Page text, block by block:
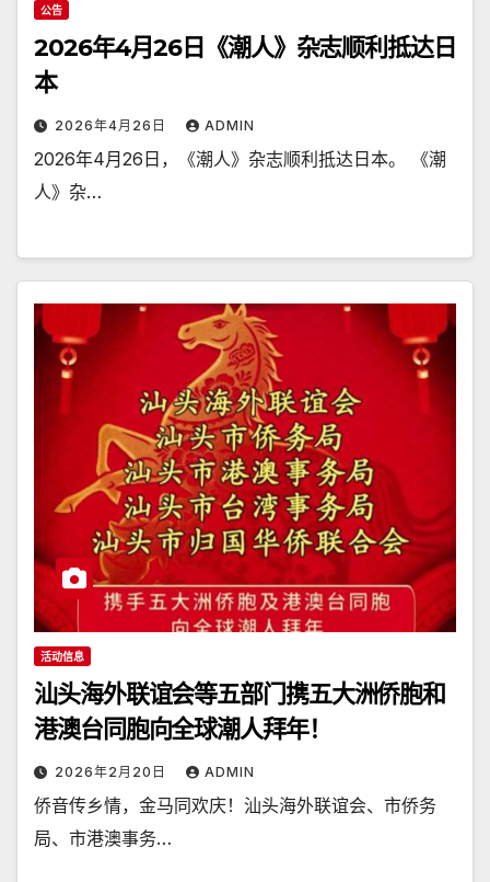
公告
2026年4月26日《潮人》杂志顺利抵达日
本
2026年4月26日 ADMIN
2026年4月26日，《潮人》杂志顺利抵达日本。 《潮
人》杂…
活动信息
汕头海外联谊会等五部门携五大洲侨胞和
港澳台同胞向全球潮人拜年！
2026年2月20日 ADMIN
侨音传乡情，金马同欢庆！汕头海外联谊会、市侨务
局、市港澳事务…